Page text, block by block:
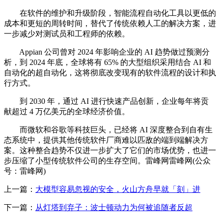
在软件的维护和升级阶段，智能流程自动化工具以更低的
成本和更短的周转时间，替代了传统依赖人工的解决方案，进
一步减少对测试员和工程师的依赖。
Appian 公司曾对 2024 年影响企业的 AI 趋势做过预测分
析，到 2024 年底，全球将有 65% 的大型组织采用结合 AI 和
自动化的超自动化，这将彻底改变现有的软件流程的设计和执
行方式。
到 2030 年，通过 AI 进行快速产品创新，企业每年将贡
献超过 4 万亿美元的全球经济价值。
而微软和谷歌等科技巨头，已经将 AI 深度整合到自有生
态系统中，提供其他传统软件厂商难以匹敌的端到端解决方
案。这种整合趋势不仅进一步扩大了它们的市场优势，也进一
步压缩了小型传统软件公司的生存空间。雷峰网雷峰网(公众
号：雷峰网)
上一篇： 大模型容易忽视的安全，火山方舟早就「刻」进
下一篇： 从灯塔到弃子：波士顿动力为何被追随者反超